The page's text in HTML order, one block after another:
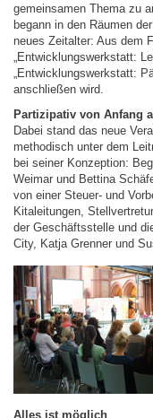
gemeinsamen Thema zu
begann in den Räumen
neues Zeitalter: Aus dem
„Entwicklungswerkstatt:
„Entwicklungswerkstatt:
anschließen wird.
Partizipativ von Anfang
Dabei stand das neue
methodisch unter dem
bei seiner Konzeption:
Weimar und Bettina
von einer Steuer- und
Kitaleitungen,
der Geschäftsstelle und
City, Katja Grenner und
Alles ist möglich